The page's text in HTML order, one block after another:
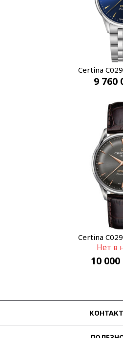
Certina
9 760
Certina
Нет в
10 000